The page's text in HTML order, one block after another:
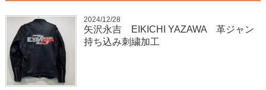
2024/12/28
矢沢永吉 EIKICHI YAZAWA 革ジャン
持ち込み刺繍加工